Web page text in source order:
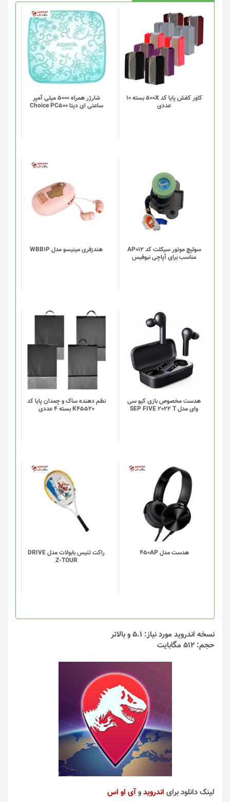
کاور کفش پایا کد 500X بسته 10
عددی
شارژر همراه 5000 میلی آمپر
ساعتی ای دیتا Choice PC500
سوئیچ موتور سیکلت کد AP012
مناسب برای آپاچی نیوفیس
هندزفری مینیسو مدل WBB1P
هدست مخصوص بازی کیو سی
وای مدل SEP FIVE 2022 T
این
دارای
انواع
مختلفی
می
باشد.
گزینه
ها
محصول
انتخاب
شوند
نظم دهنده ساک و چمدان پایا کد
K45520 بسته 4 عددی
دارای
انواع
می
باشد.
گزینه
ها
محصول
انتخاب
شوند
هدست مدل 450AP
راکت تنیس بابولات مدل DRIVE
Z-TOUR
نسخه اندروید مورد نیاز: 5.1 و بالاتر
حجم: 512 مگابایت
لینک دانلود برای اندرویدوآی او اس